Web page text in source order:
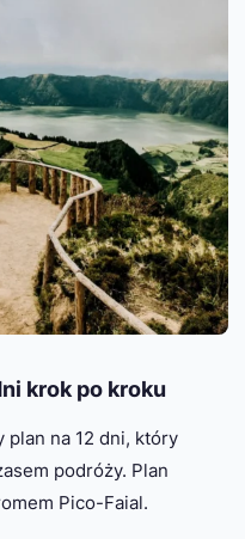
krok po kroku
plan na 12 dni, który
podróży. Plan
Pico-Faial.